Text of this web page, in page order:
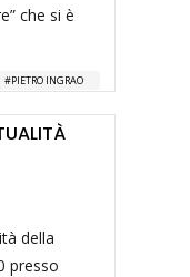
che si è
PIETRO INGRAO
della
presso